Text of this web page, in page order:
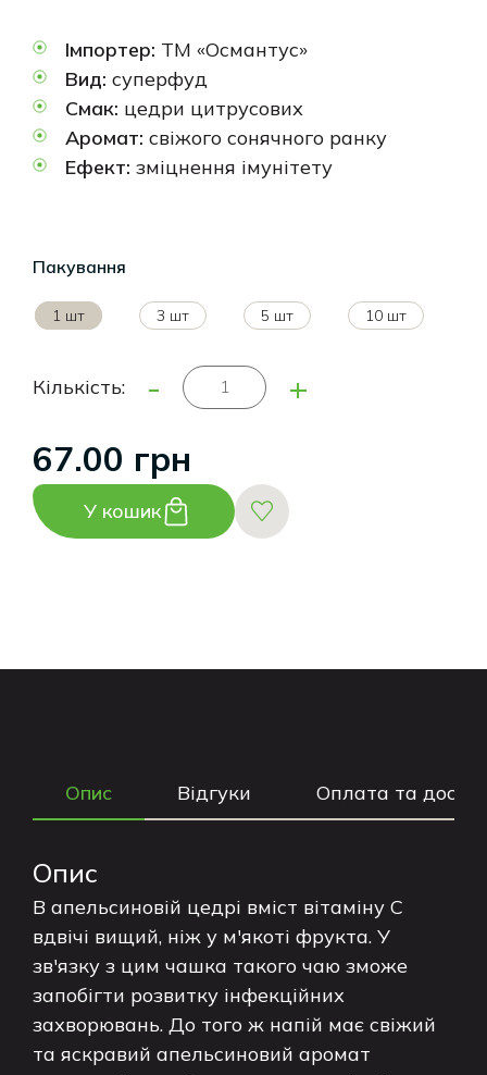
Імпортер: ТМ «Османтус»
Вид: суперфуд
Смак: цедри цитрусових
Аромат: свіжого сонячного ранку
Ефект: зміцнення імунітету
Пакування
1 шт 3 шт 5 шт 10 шт
Кількість: - +
67.00 грн
У кошик
Опис Відгуки Оплата та
Опис
В апельсиновій цедрі вміст вітаміну С
вдвічі вищий, ніж у м'якоті фрукта. У
зв'язку з цим чашка такого чаю зможе
запобігти розвитку інфекційних
захворювань. До того ж напій має свіжий
та яскравий апельсиновий аромат